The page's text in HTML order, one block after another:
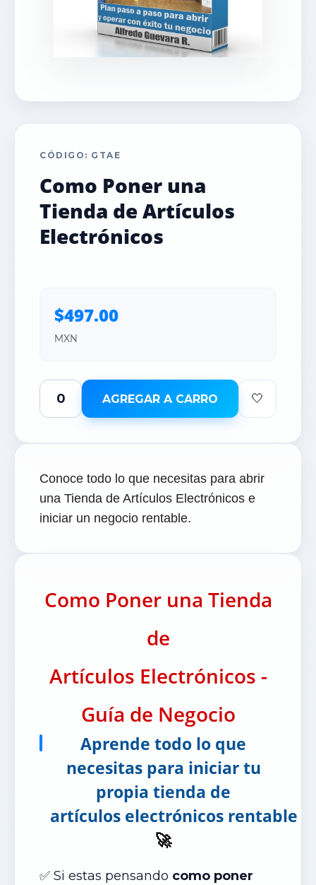
CÓDIGO: GTAE
Como Poner una
Tienda de Artículos
Electrónicos
$497.00
MXN
AGREGAR A CARRO 🤍
Conoce todo lo que necesitas para abrir
una Tienda de Artículos Electrónicos e
iniciar un negocio rentable.
Como Poner una Tienda
de
Artículos Electrónicos -
Guía de Negocio
Aprende todo lo que
necesitas para iniciar tu
propia tienda de
artículos electrónicos rentable
🚀
✅ Si estas pensando como poner